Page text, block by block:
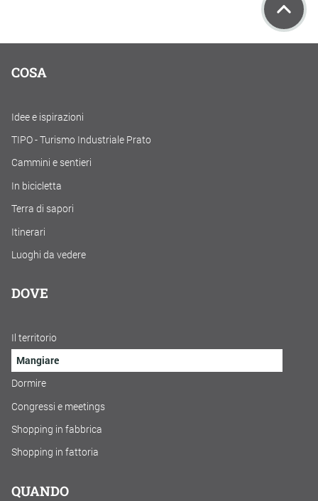
COSA
Idee e ispirazioni
TIPO - Turismo Industriale Prato
Cammini e sentieri
In bicicletta
Terra di sapori
Itinerari
Luoghi da vedere
DOVE
Il territorio
Mangiare
Dormire
Congressi e meetings
Shopping in fabbrica
Shopping in fattoria
QUANDO